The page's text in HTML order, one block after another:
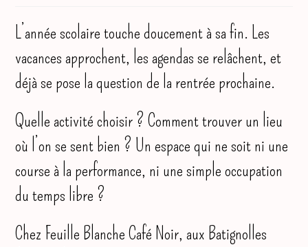
publication :
L’année scolaire touche doucement à sa fin. Les
vacances approchent, les agendas se relâchent, et
déjà se pose la question de la rentrée prochaine.
Quelle activité choisir ? Comment trouver un lieu
où l’on se sent bien ? Un espace qui ne soit ni une
course à la performance, ni une simple occupation
du temps libre ?
Chez Feuille Blanche Café Noir, aux Batignolles